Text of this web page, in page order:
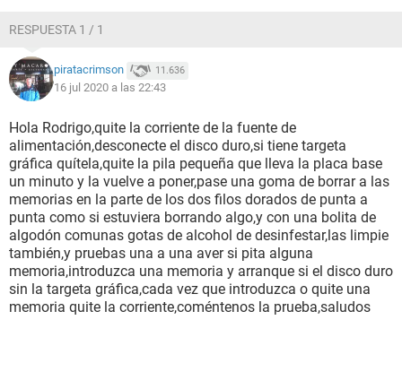
RESPUESTA 1 / 1
piratacrimson 11.636
16 jul 2020 a las 22:43
Hola Rodrigo,quite la corriente de la fuente de
alimentación,desconecte el disco duro,si tiene targeta
gráfica quítela,quite la pila pequeña que lleva la placa base
un minuto y la vuelve a poner,pase una goma de borrar a las
memorias en la parte de los dos filos dorados de punta a
punta como si estuviera borrando algo,y con una bolita de
algodón comunas gotas de alcohol de desinfestar,las limpie
también,y pruebas una a una aver si pita alguna
memoria,introduzca una memoria y arranque si el disco duro
sin la targeta gráfica,cada vez que introduzca o quite una
memoria quite la corriente,coméntenos la prueba,saludos